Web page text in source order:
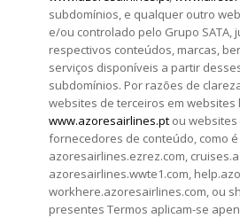
subdomínios, e qualquer outro
e/ou controlado pelo Grupo SATA,
respectivos conteúdos, marcas,
serviços disponíveis a partir
subdomínios. Por razões de
websites de terceiros em websites
www.azoresairlines.pt ou
fornecedores de conteúdo, como é
azoresairlines.ezrez.com,
azoresairlines.wwte1.com,
workhere.azoresairlines.com, ou
presentes Termos aplicam-se